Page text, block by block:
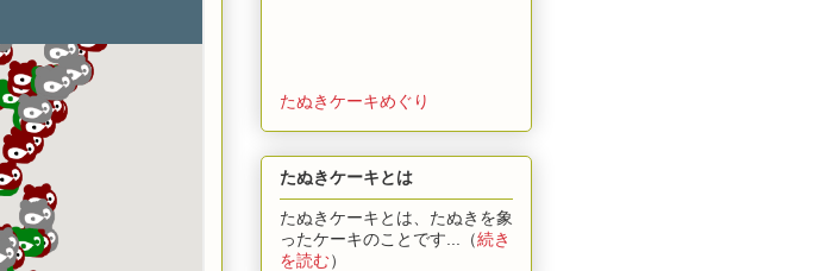
たぬきケーキめぐり
たぬきケーキとは
たぬきケーキとは、たぬきを象
ったケーキのことです...（続き
を読む）